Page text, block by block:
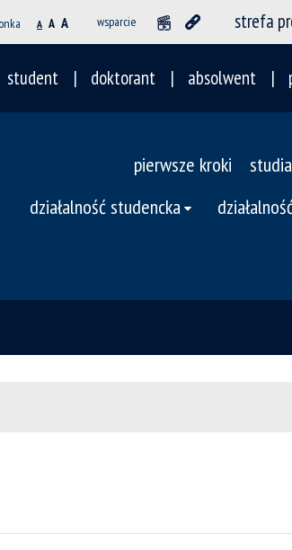
A A A wsparcie strefa
student doktorant absolwent
pierwsze kroki studia
działalność studencka